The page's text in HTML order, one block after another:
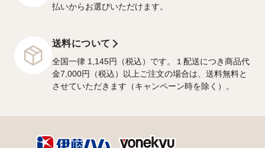
払いからお選びいただけます。
送料について
全国一律 1,145円（税込）です。１配送につき商品代
金7,000円（税込）以上ご注文の場合は、送料無料と
させていただきます（キャンペーン時を除く）。